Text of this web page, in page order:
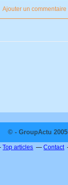
Ajouter un commentaire
© - GroupActu
Top articles Contact